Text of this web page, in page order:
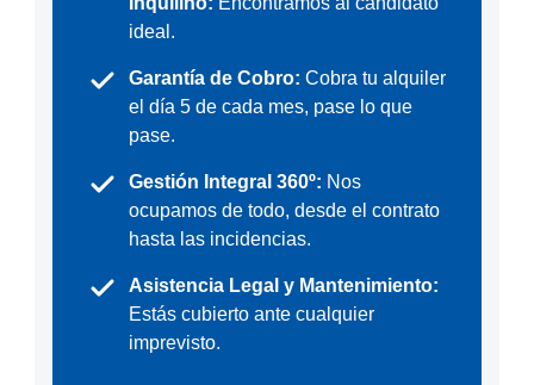
ideal.
Garantía de Cobro: Cobra tu alquiler
el día 5 de cada mes, pase lo que
pase.
Gestión Integral 360º: Nos
ocupamos de todo, desde el contrato
hasta las incidencias.
Asistencia Legal y Mantenimiento:
Estás cubierto ante cualquier
imprevisto.